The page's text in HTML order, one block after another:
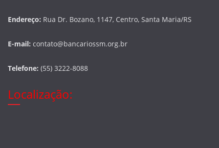
Endereço: Rua Dr. Bozano, 1147, Centro, Santa Maria/RS
E-mail: contato@bancariossm.org.br
Telefone: (55) 3222-8088
Localização: